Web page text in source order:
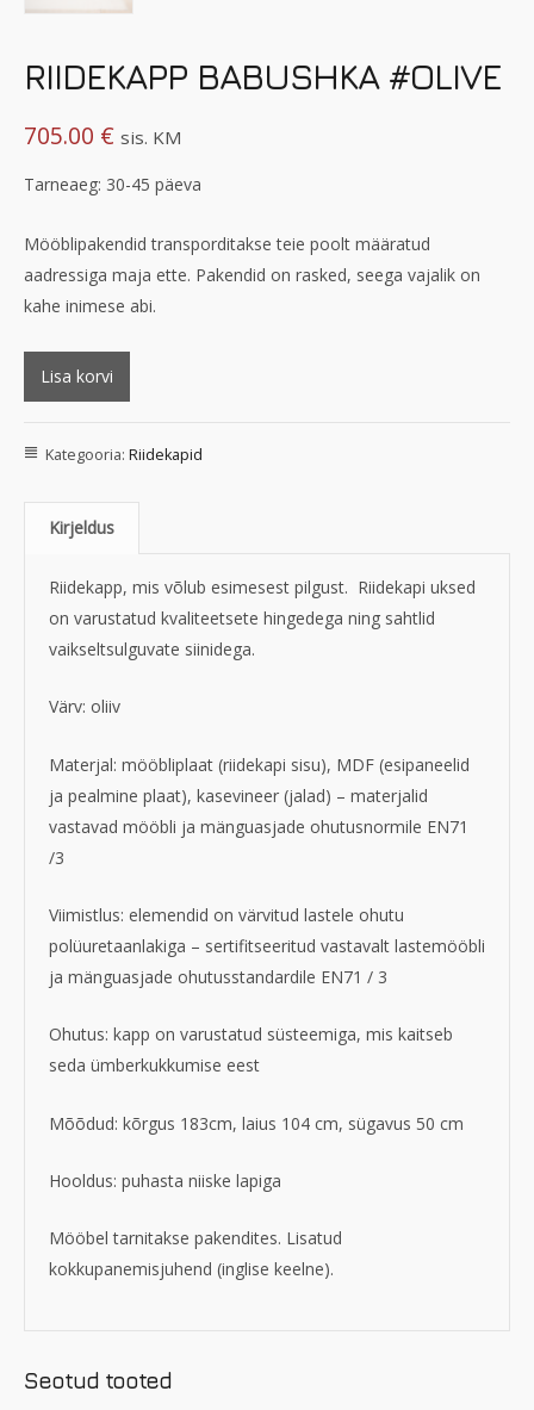
RIIDEKAPP BABUSHKA #OLIVE
705.00 € sis. KM
Tarneaeg: 30-45 päeva
Mööblipakendid transporditakse teie poolt määratud
aadressiga maja ette. Pakendid on rasked, seega vajalik on
kahe inimese abi.
Lisa korvi
Kategooria: Riidekapid
Kirjeldus
Riidekapp, mis võlub esimesest pilgust. Riidekapi uksed
on varustatud kvaliteetsete hingedega ning sahtlid
vaikseltsulguvate siinidega.
Värv: oliiv
Materjal: mööbliplaat (riidekapi sisu), MDF (esipaneelid
ja pealmine plaat), kasevineer (jalad) – materjalid
vastavad mööbli ja mänguasjade ohutusnormile EN71
/3
Viimistlus: elemendid on värvitud lastele ohutu
polüuretaanlakiga – sertifitseeritud vastavalt lastemööbli
ja mänguasjade ohutusstandardile EN71 / 3
Ohutus: kapp on varustatud süsteemiga, mis kaitseb
seda ümberkukkumise eest
Mõõdud: kõrgus 183cm, laius 104 cm, sügavus 50 cm
Hooldus: puhasta niiske lapiga
Mööbel tarnitakse pakendites. Lisatud
kokkupanemisjuhend (inglise keelne).
Seotud tooted